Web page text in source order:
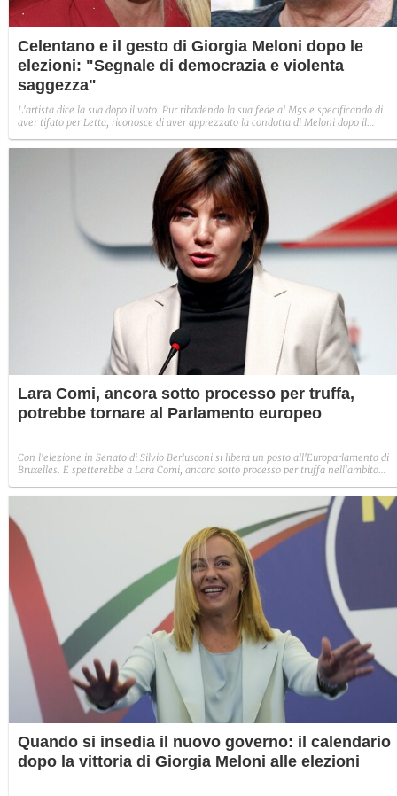
Celentano e il gesto di Giorgia Meloni dopo le
elezioni: "Segnale di democrazia e violenta
saggezza"
L'artista dice la sua dopo il voto. Pur ribadendo la sua fede al M5s e specificando di
aver tifato per Letta, riconosce di aver apprezzato la condotta di Meloni dopo il
Lara Comi, ancora sotto processo per truffa,
potrebbe tornare al Parlamento europeo
Con l'elezione in Senato di Silvio Berlusconi si libera un posto all'Europarlamento di
Bruxelles. E spetterebbe a Lara Comi, ancora sotto processo per truffa nell'ambito
Quando si insedia il nuovo governo: il calendario
dopo la vittoria di Giorgia Meloni alle elezioni